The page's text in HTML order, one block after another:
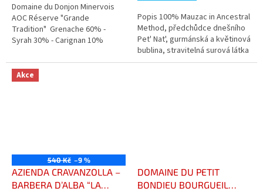
5
hvězdiček.
Domaine du Donjon Minervois
AOC Réserve "Grande
Tradition" Grenache 60% -
Syrah 30% - Carignan 10%
Hachette
Popis 100% Mauzac in Ancestral
Method, předchůdce dnešního
Pet' Nat', gurmánská a květinová
bublina, stravitelná surová látka
s malým množstvím síry v
Akce
540 Kč –9 %
AZIENDA CRAVANZOLLA –
BARBERA D’ALBA “LA
DOMAINE DU PETIT
BONDIEU BOURGUEIL